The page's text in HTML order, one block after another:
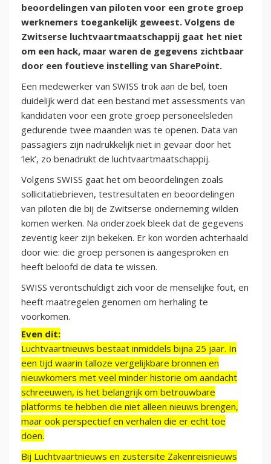
beoordelingen van piloten voor een grote groep
werknemers toegankelijk geweest. Volgens de
Zwitserse luchtvaartmaatschappij gaat het niet
om een hack, maar waren de gegevens zichtbaar
door een foutieve instelling van SharePoint.
Een medewerker van SWISS trok aan de bel, toen
duidelijk werd dat een bestand met assessments van
kandidaten voor een grote groep personeelsleden
gedurende twee maanden was te openen. Data van
passagiers zijn nadrukkelijk niet in gevaar door het
‘lek’, zo benadrukt de luchtvaartmaatschappij.
Volgens SWISS gaat het om beoordelingen zoals
sollicitatiebrieven, testresultaten en beoordelingen
van piloten die bij de Zwitserse onderneming wilden
komen werken. Na onderzoek bleek dat de gegevens
zeventig keer zijn bekeken. Er kon worden achterhaald
door wie: die groep personen is aangesproken en
heeft beloofd de data te wissen.
SWISS verontschuldigt zich voor de menselijke fout, en
heeft maatregelen genomen om herhaling te
voorkomen.
Even dit:
Luchtvaartnieuws bestaat inmiddels bijna 25 jaar. In
een tijd waarin talloze vergelijkbare bronnen en
nieuwkomers met veel minder historie om aandacht
schreeuwen, is het belangrijk om betrouwbare
platforms te hebben die niet alleen nieuws brengen,
maar ook perspectief en verhalen die er echt toe
doen.
Bij Luchtvaartnieuws en zustersite Zakenreisnieuws